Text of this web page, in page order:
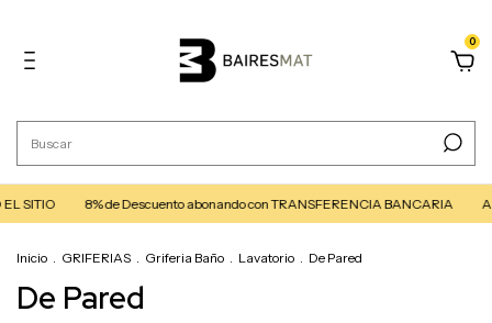
0
8% de Descuento abonando con TRANSFERENCIA BANCARIA
Inicio . GRIFERIAS . Griferia Baño . Lavatorio . De Pared
De Pared